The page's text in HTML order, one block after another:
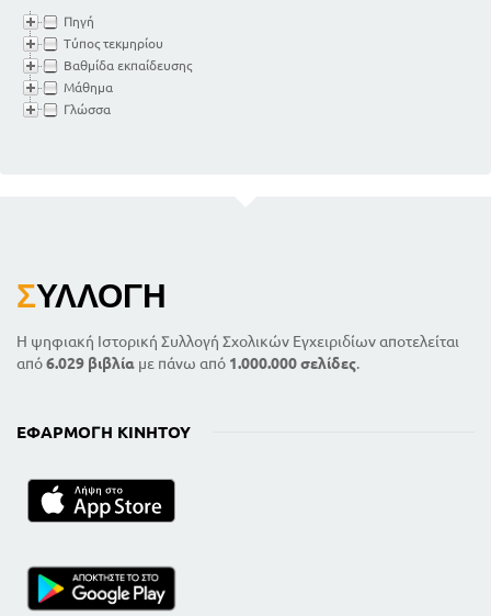
Πηγή
Τύπος τεκμηρίου
Βαθμίδα εκπαίδευσης
Μάθημα
Γλώσσα
ΣΥΛΛΟΓΉ
Η ψηφιακή Ιστορική Συλλογή Σχολικών Εγχειριδίων αποτελείται
από6.029 βιβλία με πάνω από 1.000.000 σελίδες.
ΕΦΑΡΜΟΓΉ ΚΙΝΗΤΟΎ